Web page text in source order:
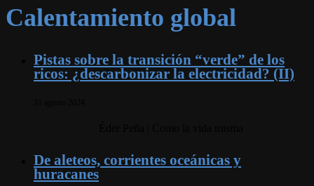
Calentamiento global
Pistas sobre la transición “verde” de los
ricos: ¿descarbonizar la electricidad? (II)
De aleteos, corrientes oceánicas y
huracanes